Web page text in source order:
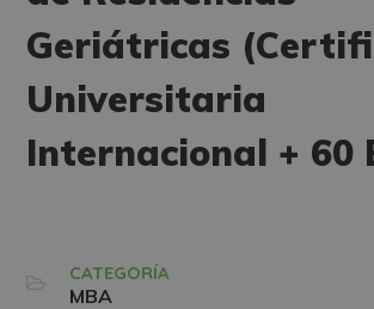
Geriátricas
Universitaria
Internacional + 60
CATEGORÍA
MBA